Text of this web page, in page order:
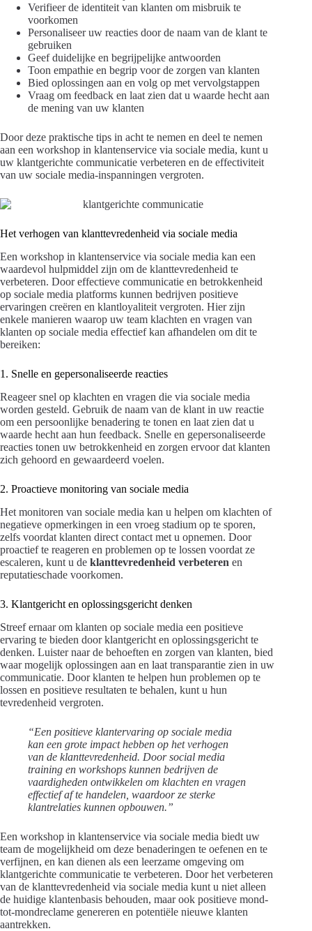
Verifieer de identiteit van klanten om misbruik te
voorkomen
Personaliseer uw reacties door de naam van de klant te
gebruiken
Geef duidelijke en begrijpelijke antwoorden
Toon empathie en begrip voor de zorgen van klanten
Bied oplossingen aan en volg op met vervolgstappen
Vraag om feedback en laat zien dat u waarde hecht aan
de mening van uw klanten
Door deze praktische tips in acht te nemen en deel te nemen
aan een workshop in klantenservice via sociale media, kunt u
uw klantgerichte communicatie verbeteren en de effectiviteit
van uw sociale media-inspanningen vergroten.
Het verhogen van klanttevredenheid via sociale media
Een workshop in klantenservice via sociale media kan een
waardevol hulpmiddel zijn om de klanttevredenheid te
verbeteren. Door effectieve communicatie en betrokkenheid
op sociale media platforms kunnen bedrijven positieve
ervaringen creëren en klantloyaliteit vergroten. Hier zijn
enkele manieren waarop uw team klachten en vragen van
klanten op sociale media effectief kan afhandelen om dit te
bereiken:
1. Snelle en gepersonaliseerde reacties
Reageer snel op klachten en vragen die via sociale media
worden gesteld. Gebruik de naam van de klant in uw reactie
om een persoonlijke benadering te tonen en laat zien dat u
waarde hecht aan hun feedback. Snelle en gepersonaliseerde
reacties tonen uw betrokkenheid en zorgen ervoor dat klanten
zich gehoord en gewaardeerd voelen.
2. Proactieve monitoring van sociale media
Het monitoren van sociale media kan u helpen om klachten of
negatieve opmerkingen in een vroeg stadium op te sporen,
zelfs voordat klanten direct contact met u opnemen. Door
proactief te reageren en problemen op te lossen voordat ze
escaleren, kunt u de klanttevredenheid verbeteren en
reputatieschade voorkomen.
3. Klantgericht en oplossingsgericht denken
Streef ernaar om klanten op sociale media een positieve
ervaring te bieden door klantgericht en oplossingsgericht te
denken. Luister naar de behoeften en zorgen van klanten, bied
waar mogelijk oplossingen aan en laat transparantie zien in uw
communicatie. Door klanten te helpen hun problemen op te
lossen en positieve resultaten te behalen, kunt u hun
tevredenheid vergroten.
“Een positieve klantervaring op sociale media
kan een grote impact hebben op het verhogen
van de klanttevredenheid. Door social media
training en workshops kunnen bedrijven de
vaardigheden ontwikkelen om klachten en vragen
effectief af te handelen, waardoor ze sterke
klantrelaties kunnen opbouwen.”
Een workshop in klantenservice via sociale media biedt uw
team de mogelijkheid om deze benaderingen te oefenen en te
verfijnen, en kan dienen als een leerzame omgeving om
klantgerichte communicatie te verbeteren. Door het verbeteren
van de klanttevredenheid via sociale media kunt u niet alleen
de huidige klantenbasis behouden, maar ook positieve mond-
tot-mondreclame genereren en potentiële nieuwe klanten
aantrekken.